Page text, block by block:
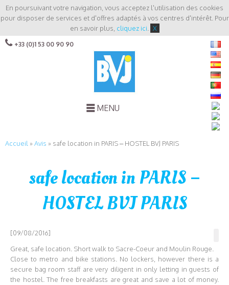
En poursuivant votre navigation, vous acceptez l'utilisation des cookies
pour disposer de services et d'offres adaptés à vos centres d'intérêt. Pour
en savoir plus, cliquez ici X
+33 (0)1 53 00 90 90
MENU
Accueil »Avis » safe location in PARIS – HOSTEL BVJ PARIS
safe location in PARIS –
HOSTEL BVJ PARIS
[09/08/2016]
Great, safe location. Short walk to Sacre-Coeur and Moulin Rouge.
Close to metro and bike stations. No lockers, however there is a
secure bag room staff are very diligent in only letting in guests of
the hostel. The free breakfasts are great and save a lot of money.